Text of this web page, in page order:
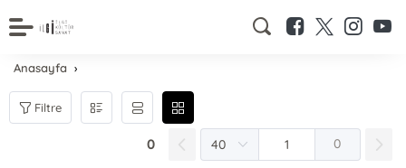
Anasayfa
Filtre
0 0